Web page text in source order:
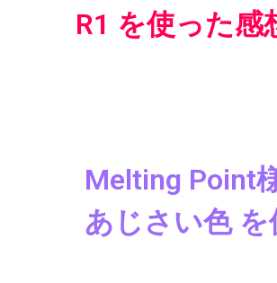
R1 を使った感
Melting Point
あじさい色